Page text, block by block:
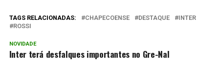
TAGS RELACIONADAS: CHAPECOENSE DESTAQUE
INTER
ROSSI
NOVIDADE
Inter terá desfalques importantes no Gre-Nal